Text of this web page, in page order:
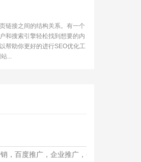
链接之间的结构关系。有一个
和搜索引擎轻松找到想要的内
帮助你更好的进行SEO优化工
...
，百度推广，企业推广，公司营销推广